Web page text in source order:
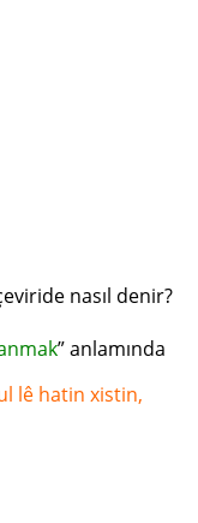
nasıl denir?
” anlamında
lê hatin xistin,